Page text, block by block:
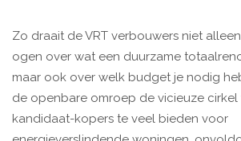
Zo draait de VRT verbouwers niet
ogen over wat een duurzame
maar ook over welk budget je nodig
de openbare ­omroep de vicieuze cirkel
kandidaat-kopers te veel bieden voor